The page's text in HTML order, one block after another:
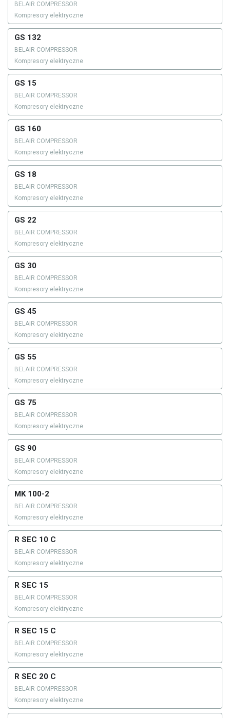
BELAIR COMPRESSOR
Kompresory elektryczne
GS 132
BELAIR COMPRESSOR
Kompresory elektryczne
GS 15
BELAIR COMPRESSOR
Kompresory elektryczne
GS 160
BELAIR COMPRESSOR
Kompresory elektryczne
GS 18
BELAIR COMPRESSOR
Kompresory elektryczne
GS 22
BELAIR COMPRESSOR
Kompresory elektryczne
GS 30
BELAIR COMPRESSOR
Kompresory elektryczne
GS 45
BELAIR COMPRESSOR
Kompresory elektryczne
GS 55
BELAIR COMPRESSOR
Kompresory elektryczne
GS 75
BELAIR COMPRESSOR
Kompresory elektryczne
GS 90
BELAIR COMPRESSOR
Kompresory elektryczne
MK 100-2
BELAIR COMPRESSOR
Kompresory elektryczne
R SEC 10 C
BELAIR COMPRESSOR
Kompresory elektryczne
R SEC 15
BELAIR COMPRESSOR
Kompresory elektryczne
R SEC 15 C
BELAIR COMPRESSOR
Kompresory elektryczne
R SEC 20 C
BELAIR COMPRESSOR
Kompresory elektryczne